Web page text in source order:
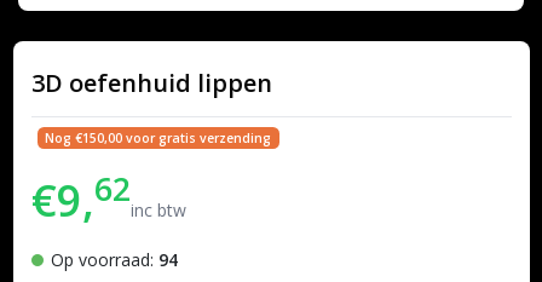
3D oefenhuid lippen
Nog €150,00 voor gratis verzending
€9,62inc btw
Op voorraad: 94